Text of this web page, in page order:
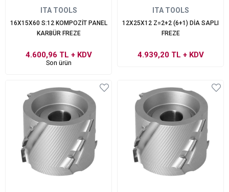
ITA TOOLS
16X15X60 S:12 KOMPOZİT PANEL
KARBÜR FREZE
4.600,96 TL + KDV
Son ürün
ITA TOOLS
12X25X12 Z=2+2 (6+1) DİA SAPLI
FREZE
4.939,20 TL + KDV